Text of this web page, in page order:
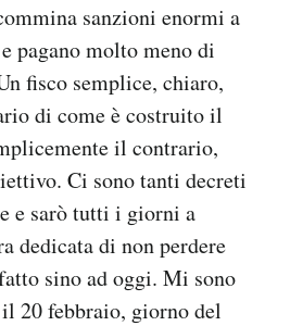
sanzioni enormi a
pagano molto meno di
fisco semplice, chiaro,
di come è costruito il
il contrario,
Ci sono tanti decreti
e sarò tutti i giorni a
dedicata di non perdere
sino ad oggi. Mi sono
20 febbraio, giorno del